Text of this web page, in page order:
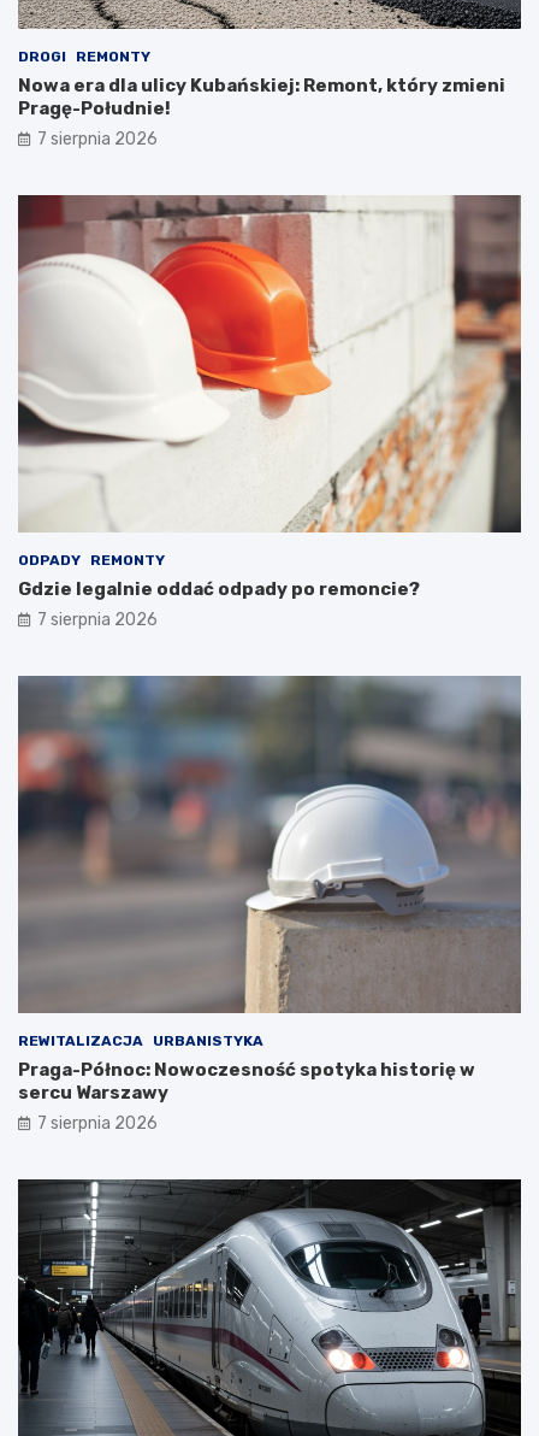
DROGI REMONTY
Nowa era dla ulicy Kubańskiej: Remont, który zmieni
Pragę-Południe!
7 sierpnia 2026
ODPADY REMONTY
Gdzie legalnie oddać odpady po remoncie?
7 sierpnia 2026
REWITALIZACJA URBANISTYKA
Praga-Północ: Nowoczesność spotyka historię w
sercu Warszawy
7 sierpnia 2026